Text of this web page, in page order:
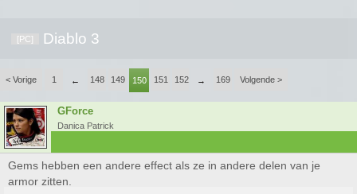
[PC] Diablo 3
< Vorige 1 ← 148 149 150 151 152 → 169 Volgende >
GForce
Danica Patrick
Gems hebben een andere effect als ze in andere delen van je
armor zitten.